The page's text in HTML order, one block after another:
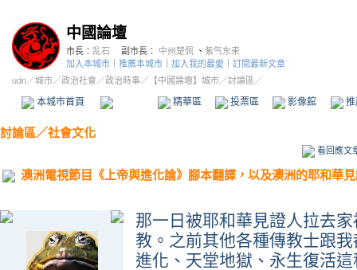
中國論壇
市長： 乱石 副市長： 中州楚佩 、 紫气东来
加入本城市
推薦本城市 加入我的最愛
訂閱最新文章
udn／城市／政治社會 ／政治時事／ 【中國論壇】城市／討論區／
本城市首頁 精華區 投票區 影像館
討論區／社會文化
看回應文
澳洲電視節目《上帝與進化論》腳本翻譯，以及澳洲的耶和華
那一日被耶和華見證人拉去
教。之前其他各種傳教士跟
進化、天堂地獄、永生復活